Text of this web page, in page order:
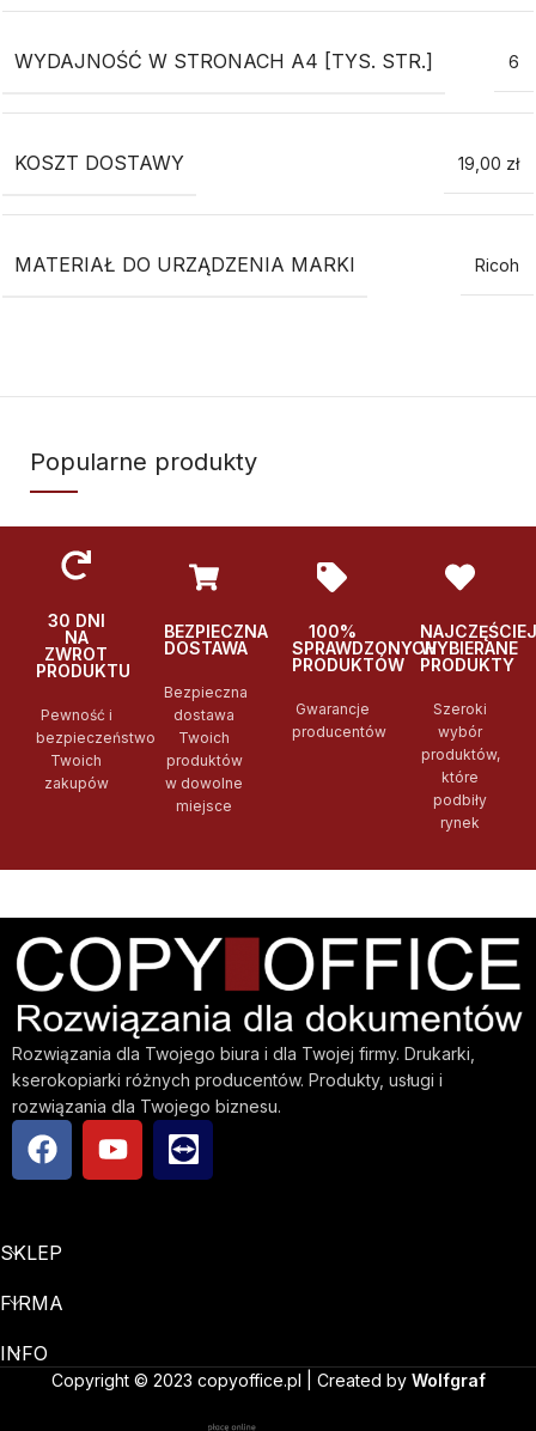
WYDAJNOŚĆ W STRONACH A4 [TYS. STR.] 6
KOSZT DOSTAWY 19,00 zł
MATERIAŁ DO URZĄDZENIA MARKI Ricoh
Popularne produkty
30 DNI
NA
ZWROT
PRODUKTU
Pewność i
bezpieczeństwo
Twoich
zakupów
BEZPIECZNA
DOSTAWA
Bezpieczna
dostawa
Twoich
produktów
w dowolne
miejsce
100%
SPRAWDZONYCH
PRODUKTÓW
Gwarancje
producentów
NAJCZĘŚCIEJ
WYBIERANE
PRODUKTY
Szeroki
wybór
produktów,
które
podbiły
rynek
Rozwiązania dla Twojego biura i dla Twojej firmy. Drukarki,
kserokopiarki różnych producentów. Produkty, usługi i
rozwiązania dla Twojego biznesu.
SKLEP
FIRMA
INFO
Copyright © 2023 copyoffice.pl | Created by Wolfgraf